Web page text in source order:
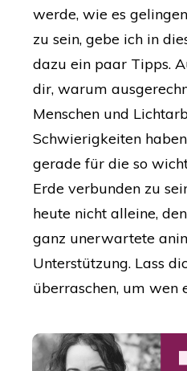
werde, wie es
zu sein, gebe ich in
dazu ein paar Tipps.
dir, warum
Menschen und
Schwierigkeiten
gerade für die so
Erde verbunden zu
heute nicht alleine,
ganz unerwartete
Unterstützung. Lass
überraschen, um wen